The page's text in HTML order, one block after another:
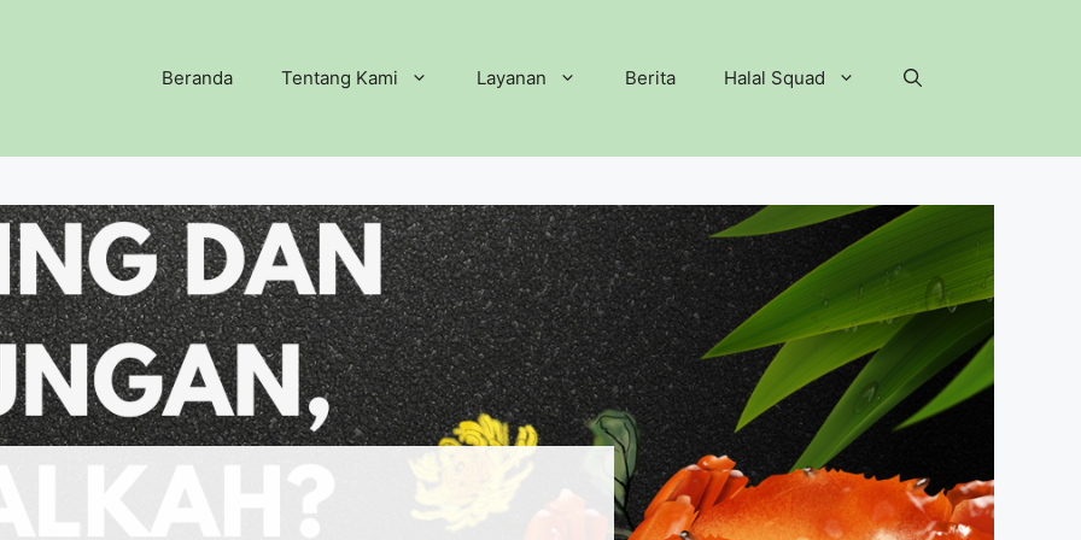
Beranda Tentang Kami Layanan Berita Halal Squad